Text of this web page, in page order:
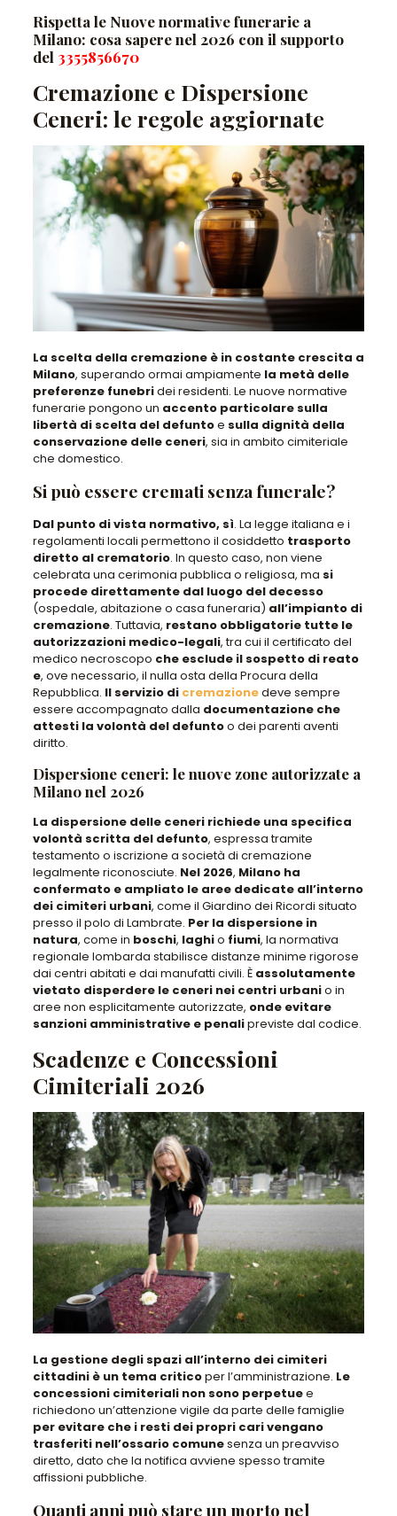
Rispetta le Nuove normative funerarie a
Milano: cosa sapere nel 2026 con il supporto
del 3355856670
Cremazione e Dispersione
Ceneri: le regole aggiornate
La scelta della cremazione è in costante crescita a
Milano, superando ormai ampiamente la metà delle
preferenze funebridei residenti. Le nuove normative
funerarie pongono un accento particolare sulla
libertà di scelta del defuntoe sulla dignità della
conservazione delle ceneri, sia in ambito cimiteriale
che domestico.
Si può essere cremati senza funerale?
Dal punto di vista normativo, sì. La legge italiana e i
regolamenti locali permettono il cosiddetto trasporto
direttoal crematorio. In questo caso, non viene
celebrata una cerimonia pubblica o religiosa, ma si
procede direttamente dal luogo del decesso
(ospedale, abitazione o casa funeraria) all’impianto di
cremazione. Tuttavia, restano obbligatorie tutte le
autorizzazioni medico-legali, tra cui il certificato del
medico necroscopo che esclude il sospetto di reato
e, ove necessario, il nulla osta della Procura della
Repubblica. Il servizio di cremazionedeve sempre
essere accompagnato dalla documentazioneche
attesti la volontà del defuntoo dei parenti aventi
diritto.
Dispersione ceneri: le nuove zone autorizzate a
Milano nel 2026
La dispersione delle ceneri richiede una specifica
volontà scritta del defunto, espressatramite
testamento o iscrizione a società di cremazione
legalmente riconosciute. Nel 2026, Milano ha
confermato e ampliato le aree dedicate all’interno
dei cimiteri urbani, come il Giardino dei Ricordi situato
presso il polo di Lambrate. Per la dispersione in
natura, come in boschi, laghio fiumi, la normativa
regionale lombarda stabilisce distanze minime rigorose
dai centri abitati e dai manufatti civili. È assolutamente
vietato disperdere le ceneri nei centri urbanio in
aree non esplicitamente autorizzate, onde evitare
sanzioni amministrative e penalipreviste dal codice.
Scadenze e Concessioni
Cimiteriali 2026
La gestione degli spazi all’interno dei cimiteri
cittadini è un tema criticoper l’amministrazione. Le
concessioni cimiteriali non sono perpetuee
richiedono un’attenzione vigile da parte delle famiglie
per evitare che i resti dei propri cari vengano
trasferiti nell’ossario comunesenza un preavviso
diretto, dato che la notifica avviene spesso tramite
affissioni pubbliche.
Quanti anni può stare un morto nel